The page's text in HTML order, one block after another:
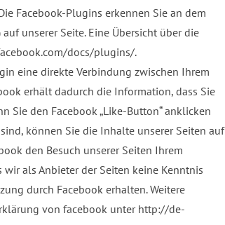
Facebook-Plugins erkennen Sie an dem
unserer Seite. Eine Übersicht über die
docs/plugins/.
eine direkte Verbindung zwischen Ihrem
erhält dadurch die Information, dass Sie
Sie den Facebook „Like-Button“ anklicken
können Sie die Inhalte unserer Seiten auf
den Besuch unserer Seiten Ihrem
als Anbieter der Seiten keine Kenntnis
durch Facebook erhalten. Weitere
von facebook unter http://de-